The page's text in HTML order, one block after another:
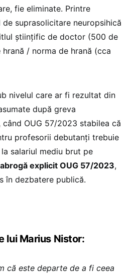
fie eliminate. Printre
suprasolicitare neuropsihică
științific de doctor (500 de
/ norma de hrană (cca
nivelul care ar fi rezultat din
după greva
OUG 57/2023 stabilea că
profesorii debutanți trebuie
salariul mediu brut pe
abrogă explicit OUG 57/2023,
în dezbatere publică.
lui Marius Nistor:
că este departe de a fi ceea